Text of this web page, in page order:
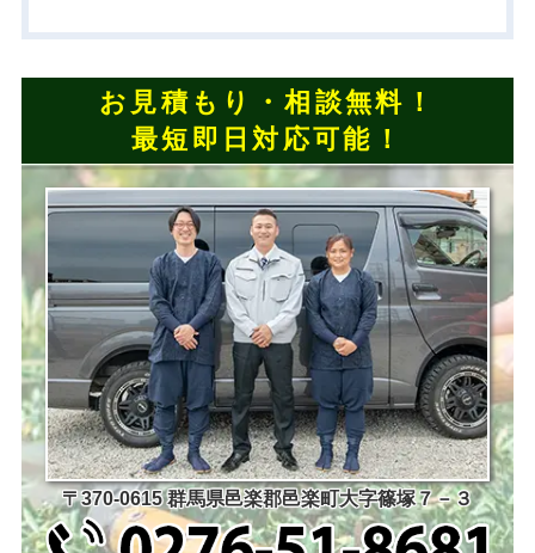
お見積もり・相談無料！
最短即日対応可能！
〒370-0615 群馬県邑楽郡邑楽町大字篠塚７－３